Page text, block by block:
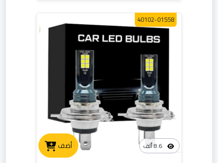
أضف
40102-01558